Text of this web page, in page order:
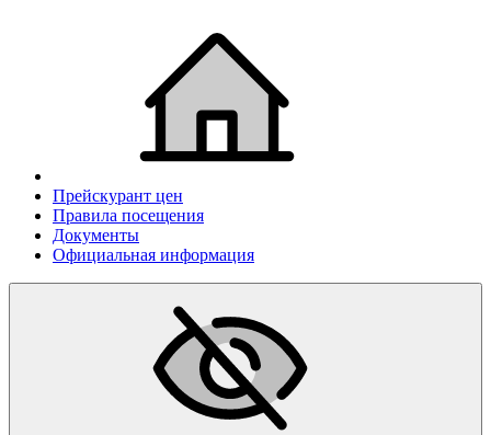
Прейскурант цен
Правила посещения
Документы
Официальная информация